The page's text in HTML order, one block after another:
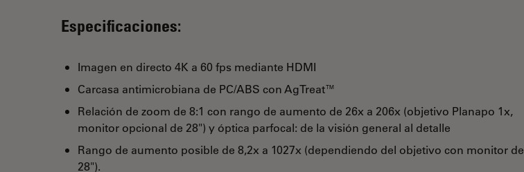
Especificaciones:
Imagen en directo 4K a 60 fps mediante HDMI
Carcasa antimicrobiana de PC/ABS con AgTreat™
Relación de zoom de 8:1 con rango de aumento de 26x a 206x (objetivo Planapo 1x,
monitor opcional de 28") y óptica parfocal: de la visión general al detalle
Rango de aumento posible de 8,2x a 1027x (dependiendo del objetivo con monitor de
28").